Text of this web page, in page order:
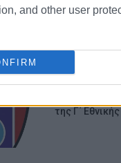
and other user
Νέο
Ομοσπονδία
της Γ΄ Εθνικής